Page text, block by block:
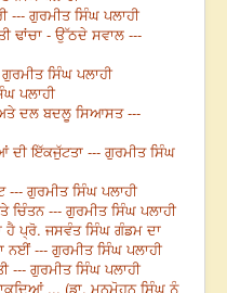
--- ਗੁਰਮੀਤ ਸਿੰਘ ਪਲਾਹੀ
ਢਾਂਚਾ - ਉੱਠਦੇ ਸਵਾਲ ---
ਸਿੰਘ ਪਲਾਹੀ
ਪਲਾਹੀ
ਅਤੇ ਦਲ ਬਦਲੂ ਸਿਆਸਤ ---
ਦੀ ਇੱਕਜੁੱਟਤਾ --- ਗੁਰਮੀਤ ਸਿੰਘ
--- ਗੁਰਮੀਤ ਸਿੰਘ ਪਲਾਹੀ
ਚਿੰਤਨ --- ਗੁਰਮੀਤ ਸਿੰਘ ਪਲਾਹੀ
ਹੈ ਪ੍ਰੋ. ਜਸਵੰਤ ਸਿੰਘ ਗੰਡਮ ਦਾ
ਨਈਂ --- ਗੁਰਮੀਤ ਸਿੰਘ ਪਲਾਹੀ
--- ਗੁਰਮੀਤ ਸਿੰਘ ਪਲਾਹੀ
... (ਡਾ. ਮਨਮੋਹਨ ਸਿੰਘ ਨੂੰ